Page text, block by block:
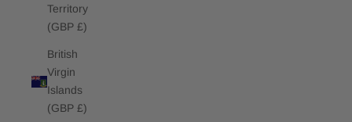
Territory
(GBP £)
British
Virgin
Islands
(GBP £)